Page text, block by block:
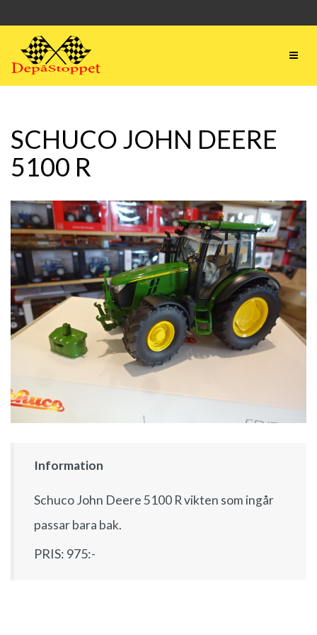
SCHUCO JOHN DEERE
5100 R
Information
Schuco John Deere 5100 R vikten som ingår
passar bara bak.
PRIS: 975:-